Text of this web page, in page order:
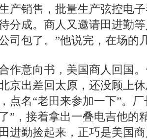
产销售，批量生产弦控电
分成。商人又邀请田进勤
司包了。”他说完，在场的
作意向书，美国商人回国
京出差回太原，还没顾上
点名“老田来参加一下”。
”，接着拿出一叠电吉他的
进勤捡起来，正巧是美国